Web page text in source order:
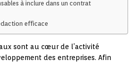
à inclure dans un contrat
efficace
sont au cœur de l’activité
des entreprises. Afin